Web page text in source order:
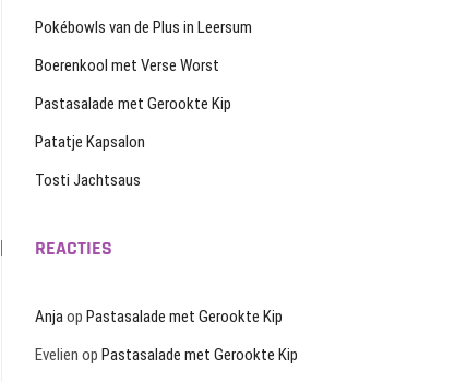
Pokébowls van de Plus in Leersum
Boerenkool met Verse Worst
Pastasalade met Gerookte Kip
Patatje Kapsalon
Tosti Jachtsaus
REACTIES
Anjaop Pastasalade met Gerookte Kip
Evelien op Pastasalade met Gerookte Kip